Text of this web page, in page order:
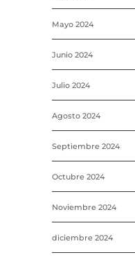
Mayo 2024
Junio 2024
Julio 2024
Agosto 2024
Septiembre 2024
Octubre 2024
Noviembre 2024
diciembre 2024